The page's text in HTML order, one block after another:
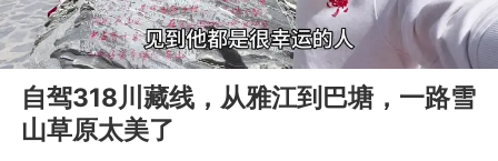
00:00 08:11
自驾318川藏线，从雅江到巴塘，一路雪
山草原太美了